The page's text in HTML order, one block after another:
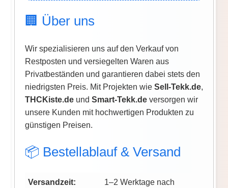
🏢 Über uns
Wir spezialisieren uns auf den Verkauf von
Restposten und versiegelten Waren aus
Privatbeständen und garantieren dabei stets den
niedrigsten Preis. Mit Projekten wie Sell-Tekk.de,
THCKiste.de und Smart-Tekk.de versorgen wir
unsere Kunden mit hochwertigen Produkten zu
günstigen Preisen.
📦 Bestellablauf & Versand
Versandzeit: 1–2 Werktage nach